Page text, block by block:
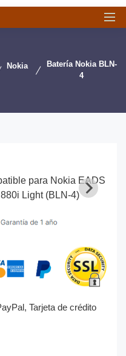
Nokia
Batería Nokia BLN-
4
Tarjeta de crédito